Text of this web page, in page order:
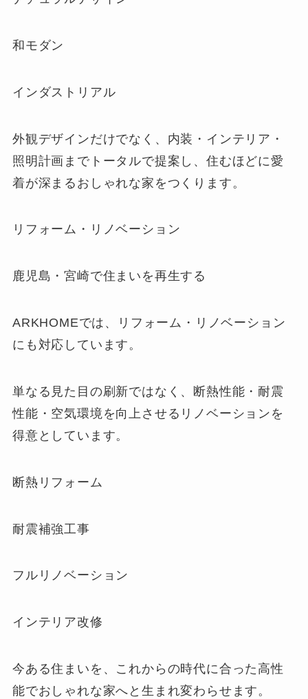
和モダン
インダストリアル
外観デザインだけでなく、内装・インテリア・
照明計画までトータルで提案し、住むほどに愛
着が深まるおしゃれな家をつくります。
リフォーム・リノベーション
鹿児島・宮崎で住まいを再生する
ARKHOMEでは、リフォーム・リノベーション
にも対応しています。
単なる見た目の刷新ではなく、断熱性能・耐震
性能・空気環境を向上させるリノベーションを
得意としています。
断熱リフォーム
耐震補強工事
フルリノベーション
インテリア改修
今ある住まいを、これからの時代に合った高性
能でおしゃれな家へと生まれ変わらせます。